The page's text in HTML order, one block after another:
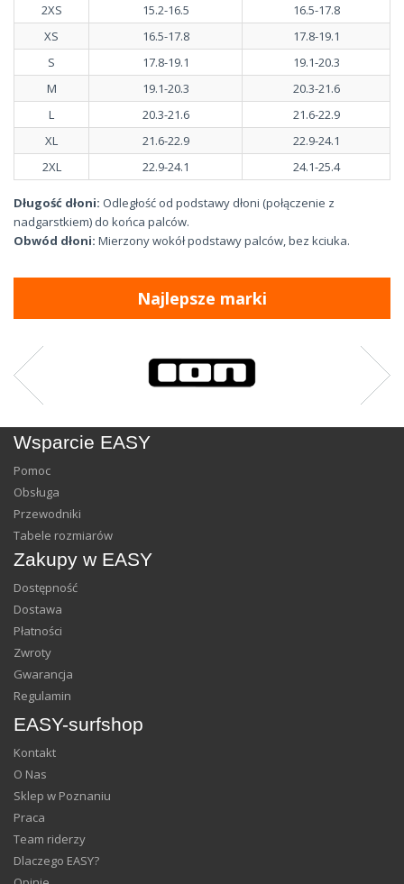
2XS
15.2-16.5
16.5-17.8
XS
16.5-17.8
17.8-19.1
S
17.8-19.1
19.1-20.3
M
19.1-20.3
20.3-21.6
L
20.3-21.6
21.6-22.9
XL
21.6-22.9
22.9-24.1
2XL
22.9-24.1 24.1-25.4
Długość dłoni: Odległość od podstawy dłoni (połączenie z
nadgarstkiem) do końca palców.
Obwód dłoni: Mierzony wokół podstawy palców, bez kciuka.
Najlepsze marki
Wsparcie EASY
Pomoc
Obsługa
Przewodniki
Tabele rozmiarów
Zakupy w EASY
Dostępność
Dostawa
Płatności
Zwroty
Gwarancja
Regulamin
EASY-surfshop
Kontakt
O Nas
Sklep w Poznaniu
Praca
Team riderzy
Dlaczego EASY?